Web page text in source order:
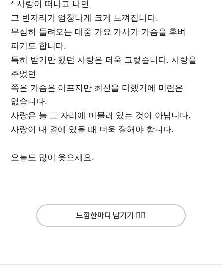
* 사랑이 떠나고 나면
그 빈자리가 엄청나게 크게 느껴집니다.
무심히 들려오는 대중 가요 가사가 가슴을 후벼
파기도 합니다.
특히 받기만 했던 사랑은 더욱 그렇습니다. 사랑을
주었던
쪽은 가슴은 아프지만 최선을 다했기에 미련은
없습니다.
사랑은 늘 그 자리에 머물러 있는 것이 아닙니다.
사랑이 내 곁에 있을 때 더욱 잘해야 합니다.
오늘도 많이 웃으세요.
느낌한마디 남기기 ✍🏻